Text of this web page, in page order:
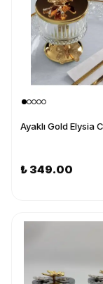
₺ 349.00